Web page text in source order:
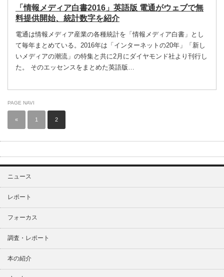
「情報メディア白書2016」英語版 電通がウェブで無
料提供開始、統計数字を紹介
電通は情報メディア産業の各種統計を「情報メディア白書」とし
て毎年まとめている。2016年は「インターネットの20年」「新し
いメディアの潮流」の特集と共に2月にダイヤモンド社より刊行し
た。 そのエッセンスをまとめた英語版…
PAGE NAVI
« 1 2
ニュース
レポート
フォーカス
調査・レポート
本の紹介